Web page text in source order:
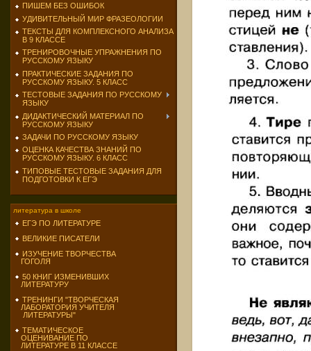
ПИШЕМ БЕЗ ОШИБОК
УДИВИТЕЛЬНЫЙ МИР ФРАЗЕОЛОГИИ
ТЕКСТЫ ДЛЯ КОМПЛЕКСНОГО АНАЛИЗА
В 9 КЛАССЕ
ТРЕНИРОВОЧНЫЕ УПРАЖНЕНИЯ ПО
РУССКОМУ ЯЗЫКУ
ПРАКТИЧЕСКИЕ ЗАДАНИЯ ПО
РУССКОМУ ЯЗЫКУ. 5 КЛАСС
ТЕСТОВЫЕ ЗАДАНИЯ ПО РУССКОМУ
ЯЗЫКУ
ДИДАКТИЧЕСКИЙ МАТЕРИАЛ ПО
РУССКОМУ ЯЗЫКУ
ЗАДАЧИ ПО РУССКОМУ ЯЗЫКУ
ОЦЕНКА КАЧЕСТВА ЗНАНИЙ ПО
РУССКОМУ ЯЗЫКУ. 6 КЛАСС
ТИПОВЫЕ ТЕСТОВЫЕ ЗАДАНИЯ ДЛЯ
ПОДГОТОВКИ К ЕГЭ
литература в школе
ЕГЭ ПО ЛИТЕРАТУРЕ
ВЕЛИКИЕ ПИСАТЕЛИ
ИЗУЧЕНИЕ ТВОРЧЕСТВА
ГОГОЛЯ
50 КНИГ ИЗМЕНИВШИХ
ЛИТЕРАТУРУ
ТРЕНИНГИ "ТВОРЧЕСКАЯ
ЛАБОРАТОРИЯ УЧИТЕЛЯ
ЛИТЕРАТУРЫ"
ТЕМАТИЧЕСКОЕ
ОЦЕНИВАНИЕ ПО
ЛИТЕРАТУРЕ В 11 КЛАССЕ